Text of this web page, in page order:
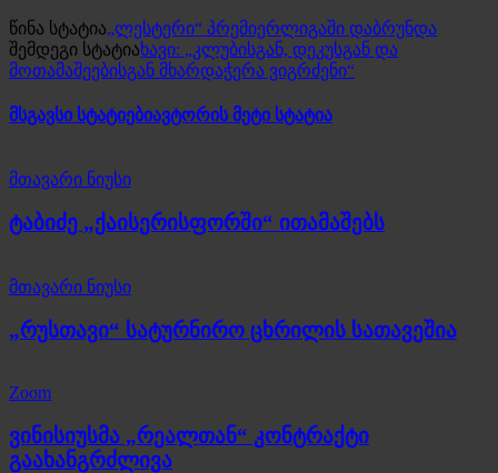
წინა სტატია„ლესტერი“ პრემიერლიგაში დაბრუნდა
შემდეგი სტატიახავი: „კლუბისგან, დეკუსგან და
მოთამაშეებისგან მხარდაჭერა ვიგრძენი“
მსგავსი სტატიებიავტორის მეტი სტატია
მთავარი ნიუსი
ტაბიძე „ქაისერისფორში“ ითამაშებს
მთავარი ნიუსი
„რუსთავი“ სატურნირო ცხრილის სათავეშია
Zoom
ვინისიუსმა „რეალთან“ კონტრაქტი
გაახანგრძლივა